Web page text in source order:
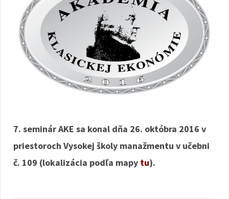
7. seminár AKE sa konal dňa 26. októbra 2016 v
priestoroch Vysokej školy manažmentu v učebni
č. 109 (lokalizácia podľa mapy tu).